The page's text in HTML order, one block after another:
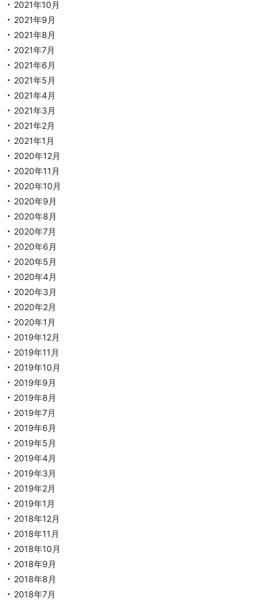
2021年10月
2021年9月
2021年8月
2021年7月
2021年6月
2021年5月
2021年4月
2021年3月
2021年2月
2021年1月
2020年12月
2020年11月
2020年10月
2020年9月
2020年8月
2020年7月
2020年6月
2020年5月
2020年4月
2020年3月
2020年2月
2020年1月
2019年12月
2019年11月
2019年10月
2019年9月
2019年8月
2019年7月
2019年6月
2019年5月
2019年4月
2019年3月
2019年2月
2019年1月
2018年12月
2018年11月
2018年10月
2018年9月
2018年8月
2018年7月